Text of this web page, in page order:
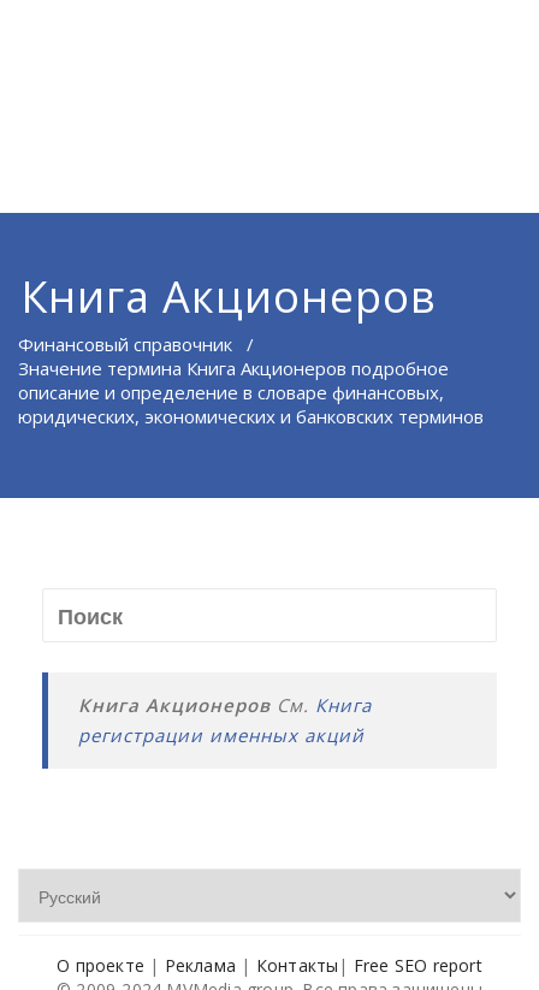
Книга Акционеров
Финансовый справочник /
Значение термина Книга Акционеров подробное
описание и определение в словаре финансовых,
юридических, экономических и банковских терминов
Книга Акционеров См. Книга
регистрации именных акций
О проекте | Реклама | Контакты | Free SEO report